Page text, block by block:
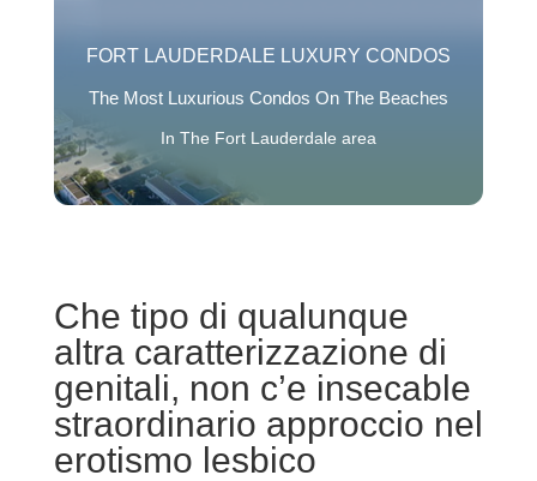
FORT LAUDERDALE LUXURY CONDOS
The Most Luxurious Condos On The Beaches
In The Fort Lauderdale area
Che tipo di qualunque
altra caratterizzazione di
genitali, non c’e insecable
straordinario approccio nel
erotismo lesbico